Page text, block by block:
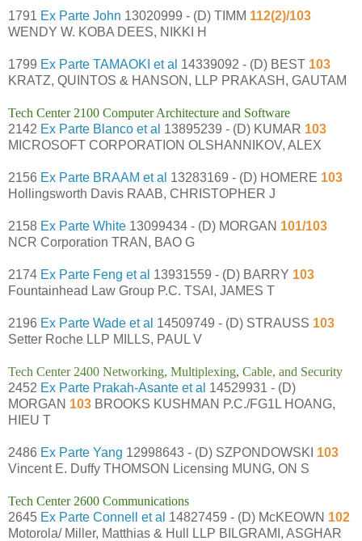
1791 Ex Parte John 13020999 - (D) TIMM 112(2)/103
WENDY W. KOBA DEES, NIKKI H
1799 Ex Parte TAMAOKI et al 14339092 - (D) BEST 103
KRATZ, QUINTOS & HANSON, LLP PRAKASH, GAUTAM
Tech Center 2100 Computer Architecture and Software
2142 Ex Parte Blanco et al 13895239 - (D) KUMAR 103
MICROSOFT CORPORATION OLSHANNIKOV, ALEX
2156 Ex Parte BRAAM et al 13283169 - (D) HOMERE 103
Hollingsworth Davis RAAB, CHRISTOPHER J
2158 Ex Parte White 13099434 - (D) MORGAN 101/103
NCR Corporation TRAN, BAO G
2174 Ex Parte Feng et al 13931559 - (D) BARRY 103
Fountainhead Law Group P.C. TSAI, JAMES T
2196 Ex Parte Wade et al 14509749 - (D) STRAUSS 103
Setter Roche LLP MILLS, PAUL V
Tech Center 2400 Networking, Multiplexing, Cable, and Security
2452 Ex Parte Prakah-Asante et al 14529931 - (D)
MORGAN 103 BROOKS KUSHMAN P.C./FG1L HOANG,
HIEU T
2486 Ex Parte Yang 12998643 - (D) SZPONDOWSKI 103
Vincent E. Duffy THOMSON Licensing MUNG, ON S
Tech Center 2600 Communications
2645 Ex Parte Connell et al 14827459 - (D) McKEOWN 102
Motorola/ Miller, Matthias & Hull LLP BILGRAMI, ASGHAR